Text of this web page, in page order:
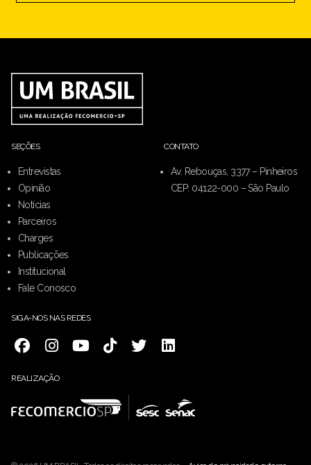
SEÇÕES
Entrevistas
Opinião
Notícias
Parceiros
Charges
Publicações
Institucional
Fale Conosco
CONTATO
Av. Rebouças, 3377 – Pinheiros
CEP: 04122-000 – São Paulo
SIGA-NOS NAS REDES
REALIZAÇÃO